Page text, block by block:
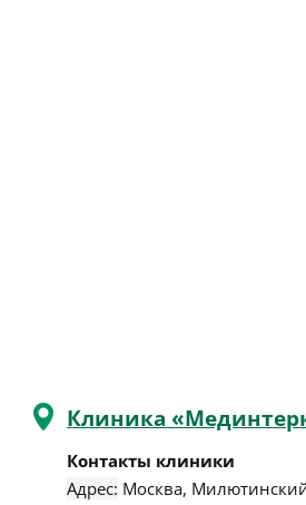
Клиника
Контакты клиники
Адрес: Москва,